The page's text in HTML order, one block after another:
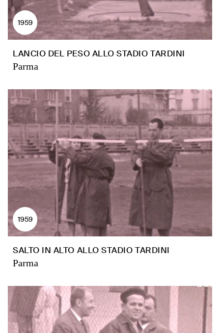
1959
LANCIO DEL PESO ALLO STADIO TARDINI
Parma
1959
SALTO IN ALTO ALLO STADIO TARDINI
Parma